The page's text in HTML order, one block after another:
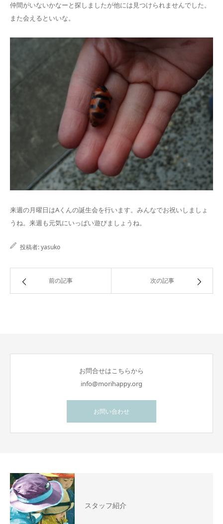
仲間がいないかなーと探しましたが他には見つけられませんでした。
また会えるといいな。
来週の月曜日はAくんの誕生会を行います。みんなでお祝いしましょ
うね。来週も元気にいっぱい遊びましょうね。
投稿者:yasuko
前の記事 次の記事
お問合せはこちらから
info@morihappy.org
お問い合わせ
スタッフ紹介